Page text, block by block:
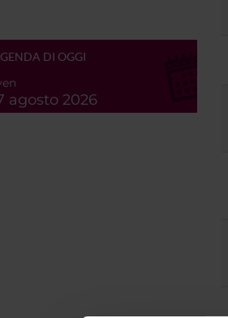
DI OGGI
agosto 2026